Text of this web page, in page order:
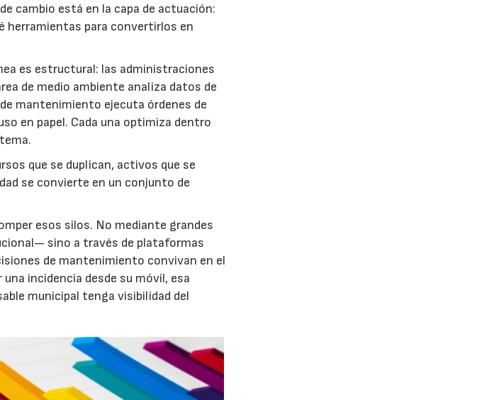
cambio está en la capa de actuación:
herramientas para convertirlos en
es estructural: las administraciones
de medio ambiente analiza datos de
mantenimiento ejecuta órdenes de
en papel. Cada una optimiza dentro
que se duplican, activos que se
se convierte en un conjunto de
esos silos. No mediante grandes
sino a través de plataformas
de mantenimiento convivan en el
incidencia desde su móvil, esa
municipal tenga visibilidad del